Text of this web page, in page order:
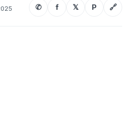
✆ f 𝕏 P 🔗